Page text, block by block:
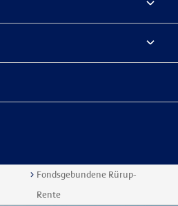
Fondsgebundene Rürup-
Rente